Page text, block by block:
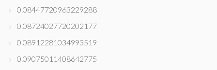
0.08447720963229288
0.08724027720202177
0.08912281034993519
0.09075011408642775